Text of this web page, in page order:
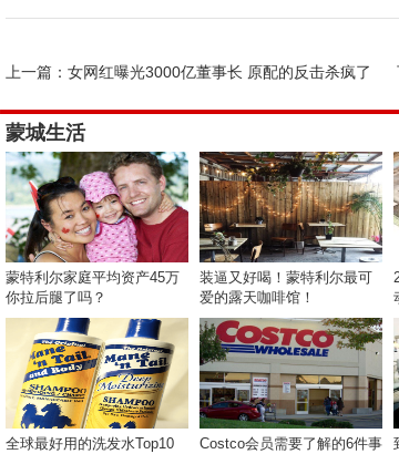
上一篇： 女网红曝光3000亿董事长 原配的反击杀疯了
蒙城生活
蒙特利尔家庭平均资产45万
你拉后腿了吗？
装逼又好喝！蒙特利尔最可
爱的露天咖啡馆！
全球最好用的洗发水Top10
Costco会员需要了解的6件事